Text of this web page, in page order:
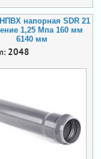
напорная SDR 21
1,25 Мпа 160 мм
6140 мм
2048